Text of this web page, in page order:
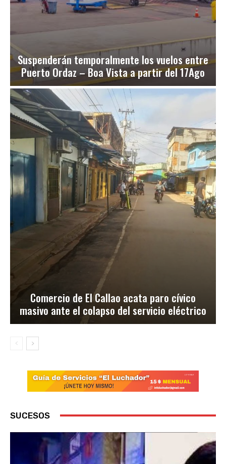
Suspenderán temporalmente los vuelos entre
Puerto Ordaz – Boa Vista a partir del 17Ago
Comercio de El Callao acata paro cívico
masivo ante el colapso del servicio eléctrico
SUCESOS